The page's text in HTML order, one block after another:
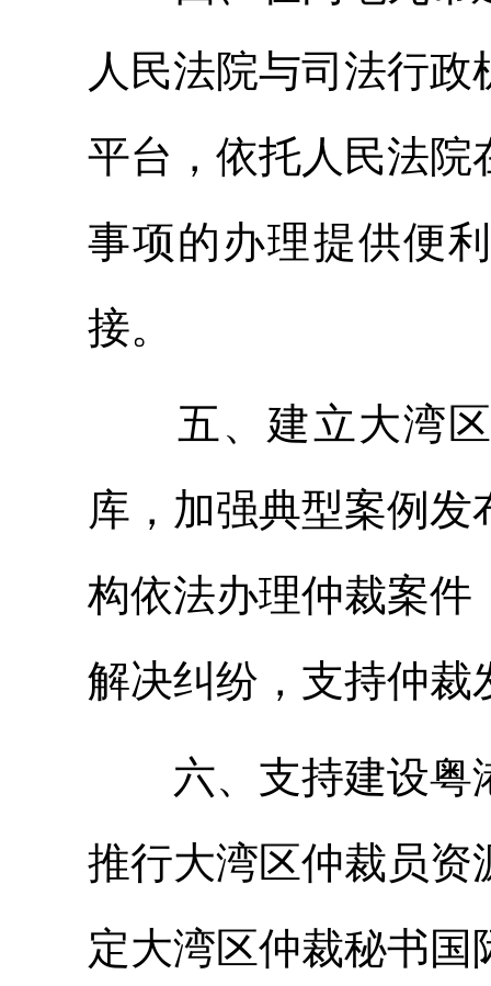
人民法院与司法行
平台，依托人民法院
事项的办理提供便
接。
五、建立大湾区
库，加强典型案例
构依法办理仲裁案件
解决纠纷，支持仲裁
六、支持建设粤
推行大湾区仲裁员资
定大湾区仲裁秘书